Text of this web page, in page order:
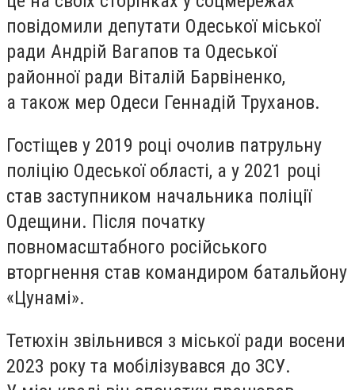
повідомили депутати Одеської міської
ради Андрій Вагапов та Одеської
районної ради Віталій Барвіненко,
а також мер Одеси Геннадій Труханов.
Гостіщев у 2019 році очолив патрульну
поліцію Одеської області, а у 2021 році
став заступником начальника поліції
Одещини. Після початку
повномасштабного російського
вторгнення став командиром батальйону
«Цунамі».
Тетюхін звільнився з міської ради восени
2023 року та мобілізувався до ЗСУ.